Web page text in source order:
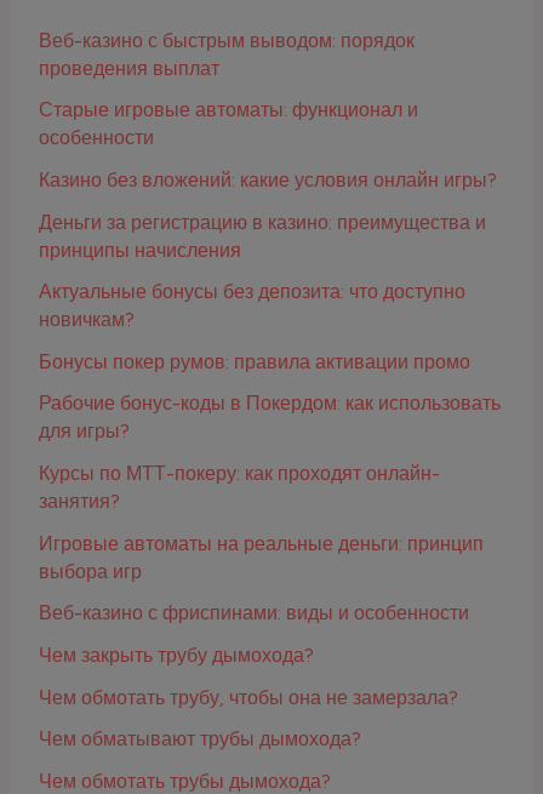
Веб-казино с быстрым выводом: порядок
проведения выплат
Старые игровые автоматы: функционал и
особенности
Казино без вложений: какие условия онлайн игры?
Деньги за регистрацию в казино: преимущества и
принципы начисления
Актуальные бонусы без депозита: что доступно
новичкам?
Бонусы покер румов: правила активации промо
Рабочие бонус-коды в Покердом: как использовать
для игры?
Курсы по МТТ-покеру: как проходят онлайн-
занятия?
Игровые автоматы на реальные деньги: принцип
выбора игр
Веб-казино с фриспинами: виды и особенности
Чем закрыть трубу дымохода?
Чем обмотать трубу, чтобы она не замерзала?
Чем обматывают трубы дымохода?
Чем обмотать трубы дымохода?